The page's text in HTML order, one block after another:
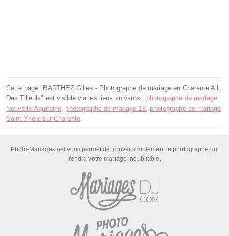
Cette page "BARTHEZ Gilles - Photographe de mariage en Charente All.
Des Tilleuls" est visible via les liens suivants : photographe de mariage
Nouvelle-Aquitaine, photographe de mariage 16, photographe de mariage
Saint-Yrieix-sur-Charente.
Photo-Mariages.net vous permet de trouver simplement le photographe qui
rendra votre mariage inoubliable.